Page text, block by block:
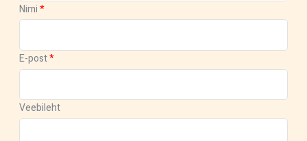
Nimi*
E-post*
Veebileht